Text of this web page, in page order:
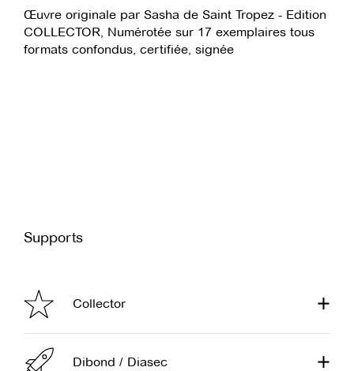
Œuvre originale par Sasha de Saint Tropez - Edition
COLLECTOR, Numérotée sur 17 exemplaires tous
formats confondus, certifiée, signée
Supports
Collector
Dibond / Diasec